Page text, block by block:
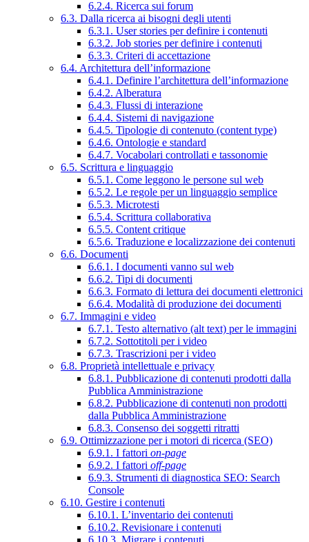
6.2.4. Ricerca sui forum
6.3. Dalla ricerca ai bisogni degli utenti
6.3.1. User stories per definire i contenuti
6.3.2. Job stories per definire i contenuti
6.3.3. Criteri di accettazione
6.4. Architettura dell’informazione
6.4.1. Definire l’architettura dell’informazione
6.4.2. Alberatura
6.4.3. Flussi di interazione
6.4.4. Sistemi di navigazione
6.4.5. Tipologie di contenuto (content type)
6.4.6. Ontologie e standard
6.4.7. Vocabolari controllati e tassonomie
6.5. Scrittura e linguaggio
6.5.1. Come leggono le persone sul web
6.5.2. Le regole per un linguaggio semplice
6.5.3. Microtesti
6.5.4. Scrittura collaborativa
6.5.5. Content critique
6.5.6. Traduzione e localizzazione dei contenuti
6.6. Documenti
6.6.1. I documenti vanno sul web
6.6.2. Tipi di documenti
6.6.3. Formato di lettura dei documenti elettronici
6.6.4. Modalità di produzione dei documenti
6.7. Immagini e video
6.7.1. Testo alternativo (alt text) per le immagini
6.7.2. Sottotitoli per i video
6.7.3. Trascrizioni per i video
6.8. Proprietà intellettuale e privacy
6.8.1. Pubblicazione di contenuti prodotti dalla
Pubblica Amministrazione
6.8.2. Pubblicazione di contenuti non prodotti
dalla Pubblica Amministrazione
6.8.3. Consenso dei soggetti ritratti
6.9. Ottimizzazione per i motori di ricerca (SEO)
6.9.1. I fattori on-page
6.9.2. I fattori off-page
6.9.3. Strumenti di diagnostica SEO: Search
Console
6.10. Gestire i contenuti
6.10.1. L’inventario dei contenuti
6.10.2. Revisionare i contenuti
6.10.3. Migrare i contenuti